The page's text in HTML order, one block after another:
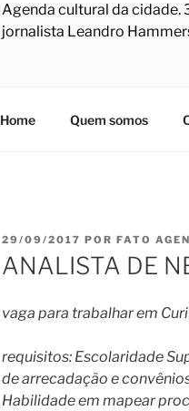
Agenda cultural da cidade.
jornalista Leandro
Home Quem somos
PUBLICADO
EM
29/09/2017 POR FATO
ANALISTA DE
vaga para trabalhar em
requisitos: Escolaridade
de arrecadação e
Habilidade em mapear